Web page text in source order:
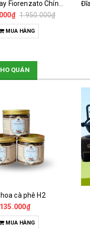
1.650.000₫
MUA HÀNG
QUÁN
Đường Que
18.000₫
MUA HÀNG